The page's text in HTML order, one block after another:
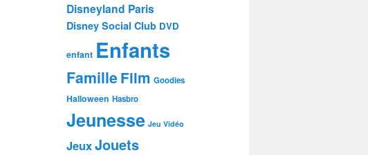
Disneyland Paris
Disney Social Club DVD
enfant Enfants
FamilleFilm Goodies
Halloween Hasbro
Jeunesse Jeu Vidéo
JeuxJouets